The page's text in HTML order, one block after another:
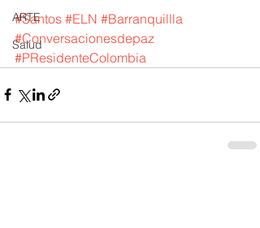
ARTE
Salud
#Santos #ELN #Barranquillla
#Conversacionesdepaz
#PResidenteColombia